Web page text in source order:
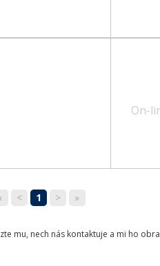
On-
< 1 > »
mu, nech nás kontaktuje a mi ho